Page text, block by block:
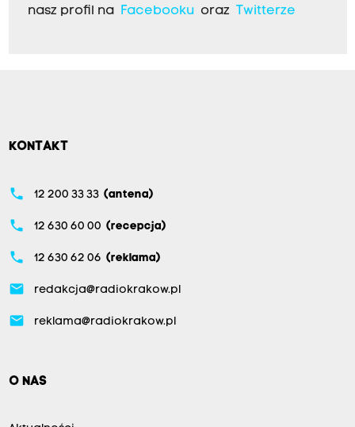
nasz profil na
Facebookuoraz Twitterze
KONTAKT
phone 12 200 33 33 (antena)
phone 12 630 60 00 (recepcja)
phone 12 630 62 06 (reklama)
email redakcja@radiokrakow.pl
email reklama@radiokrakow.pl
O NAS